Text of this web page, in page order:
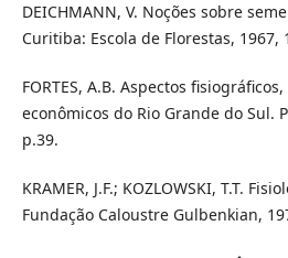
DEICHMANN, V. Noções sobre
Curitiba: Escola de Florestas, 1967,
FORTES, A.B. Aspectos
econômicos do Rio Grande do Sul.
p.39.
KRAMER, J.F.; KOZLOWSKI, T.T.
Fundação Caloustre Gulbenkian,